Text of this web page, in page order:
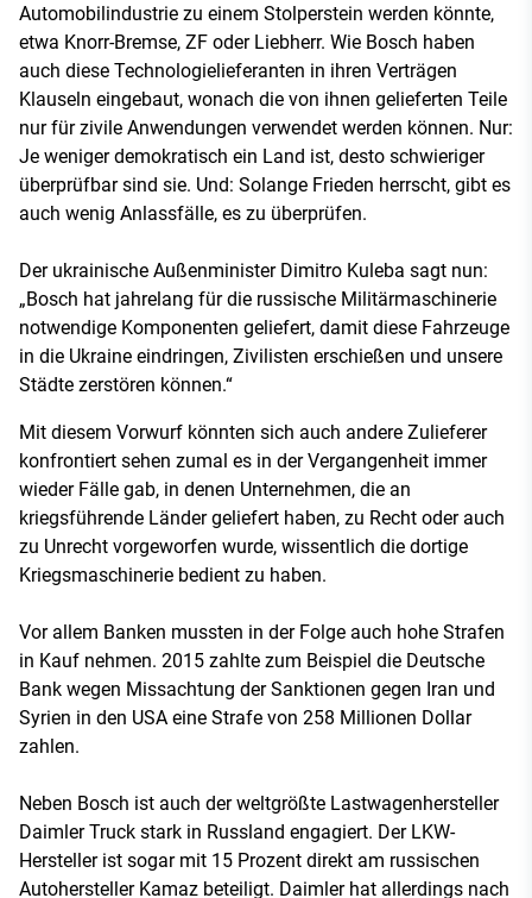
Automobilindustrie zu einem Stolperstein werden könnte,
etwa Knorr-Bremse, ZF oder Liebherr. Wie Bosch haben
auch diese Technologielieferanten in ihren Verträgen
Klauseln eingebaut, wonach die von ihnen gelieferten Teile
nur für zivile Anwendungen verwendet werden können. Nur:
Je weniger demokratisch ein Land ist, desto schwieriger
überprüfbar sind sie. Und: Solange Frieden herrscht, gibt es
auch wenig Anlassfälle, es zu überprüfen.
Der ukrainische Außenminister Dimitro Kuleba sagt nun:
„Bosch hat jahrelang für die russische Militärmaschinerie
notwendige Komponenten geliefert, damit diese Fahrzeuge
in die Ukraine eindringen, Zivilisten erschießen und unsere
Städte zerstören können.“
Mit diesem Vorwurf könnten sich auch andere Zulieferer
konfrontiert sehen zumal es in der Vergangenheit immer
wieder Fälle gab, in denen Unternehmen, die an
kriegsführende Länder geliefert haben, zu Recht oder auch
zu Unrecht vorgeworfen wurde, wissentlich die dortige
Kriegsmaschinerie bedient zu haben.
Vor allem Banken mussten in der Folge auch hohe Strafen
in Kauf nehmen. 2015 zahlte zum Beispiel die Deutsche
Bank wegen Missachtung der Sanktionen gegen Iran und
Syrien in den USA eine Strafe von 258 Millionen Dollar
zahlen.
Neben Bosch ist auch der weltgrößte Lastwagenhersteller
Daimler Truck stark in Russland engagiert. Der LKW-
Hersteller ist sogar mit 15 Prozent direkt am russischen
Autohersteller Kamaz beteiligt. Daimler hat allerdings nach